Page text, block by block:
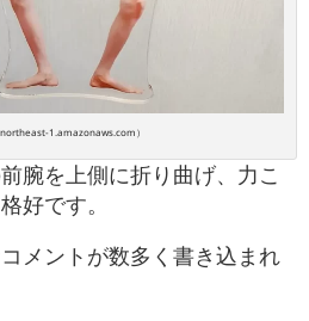
northeast-1.amazonaws.com）
腕を上側に折り曲げ、力こ
好です。
メントが数多く書き込まれ